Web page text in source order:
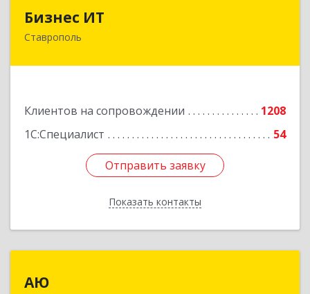
Бизнес ИТ
Ставрополь
Клиентов на сопровождении
1208
1С:Специалист
54
Отправить заявку
Показать контакты
355035, Ставропольский край, Ставрополь г, 1
Отправить заявку
Назад
АЮ